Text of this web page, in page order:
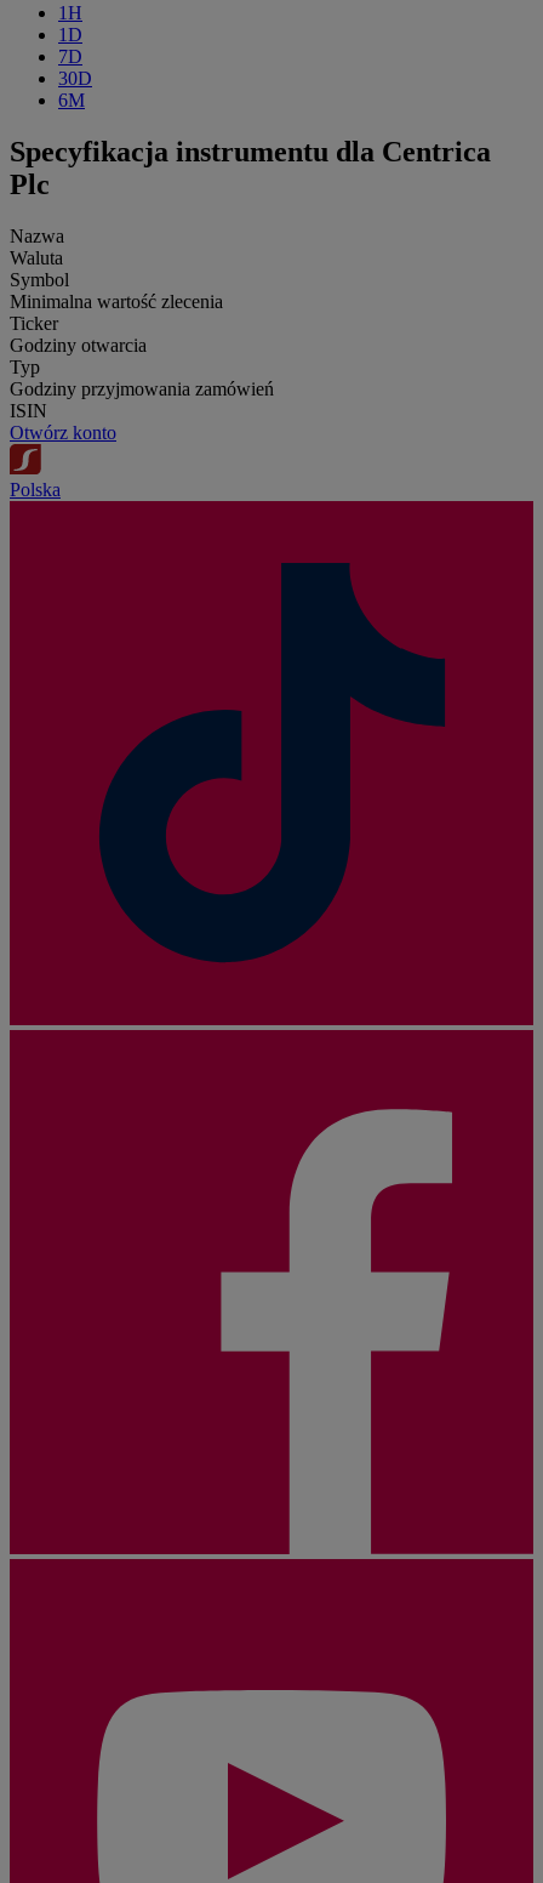
1H
1D
7D
30D
6M
Specyfikacja instrumentu dla Centrica
Plc
Nazwa
Waluta
Symbol
Minimalna wartość zlecenia
Ticker
Godziny otwarcia
Typ
Godziny przyjmowania zamówień
ISIN
Otwórz konto
Polska